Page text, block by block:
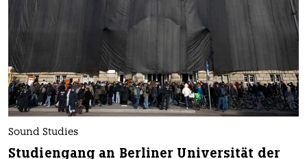
Sound Studies
Studiengang an Berliner Universität der